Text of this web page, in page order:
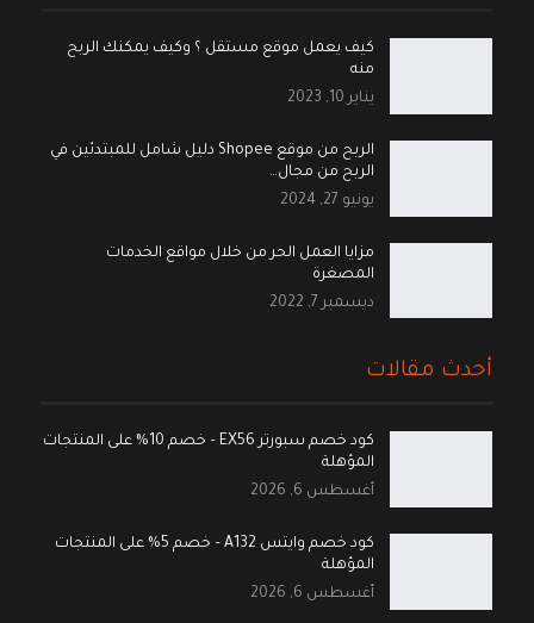
كيف يعمل موقع مستقل ؟ وكيف يمكنك الربح
منه
يناير 10, 2023
الربح من موقع Shopee دليل شامل للمبتدئين في
الربح من مجال…
يونيو 27, 2024
مزايا العمل الحر من خلال مواقع الخدمات
المصغرة
ديسمبر 7, 2022
أحدث مقالات
كود خصم سبورتر EX56 – خصم 10% على المنتجات
المؤهلة
أغسطس 6, 2026
كود خصم وايتس A132 – خصم 5% على المنتجات
المؤهلة
أغسطس 6, 2026